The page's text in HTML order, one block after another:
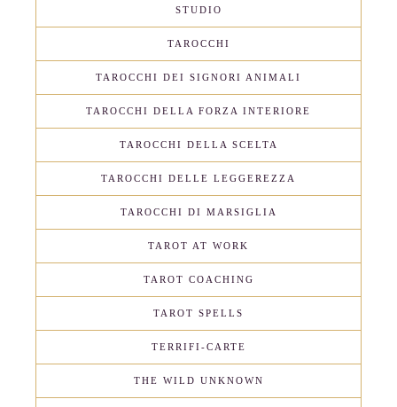
STUDIO
TAROCCHI
TAROCCHI DEI SIGNORI ANIMALI
TAROCCHI DELLA FORZA INTERIORE
TAROCCHI DELLA SCELTA
TAROCCHI DELLE LEGGEREZZA
TAROCCHI DI MARSIGLIA
TAROT AT WORK
TAROT COACHING
TAROT SPELLS
TERRIFI-CARTE
THE WILD UNKNOWN